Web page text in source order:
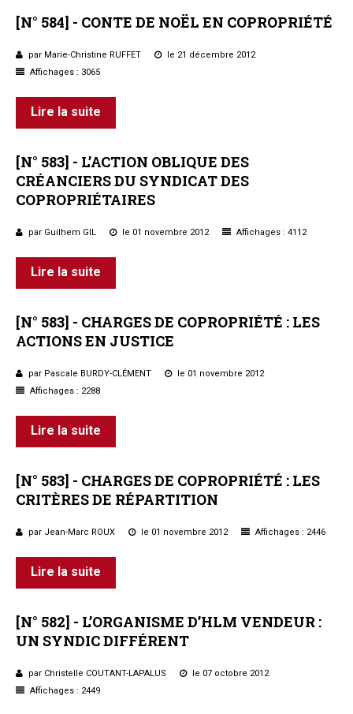
[N° 584] - CONTE DE NOËL EN COPROPRIÉTÉ
par Marie-Christine RUFFET
le 21 décembre 2012
Affichages : 3065
Lire la suite
[N° 583] - L’ACTION OBLIQUE DES
CRÉANCIERSDU SYNDICATDES
COPROPRIÉTAIRES
par Guilhem GIL le 01 novembre 2012 Affichages : 4112
Lire la suite
[N° 583] - CHARGESDE COPROPRIÉTÉ : LES
ACTIONSEN JUSTICE
par Pascale BURDY-CLÉMENT
le 01 novembre 2012
Affichages : 2288
Lire la suite
[N° 583] - CHARGESDE COPROPRIÉTÉ : LES
CRITÈRESDE RÉPARTITION
par Jean-Marc ROUX le 01 novembre 2012 Affichages : 2446
Lire la suite
[N° 582] - L’ORGANISME D’HLM VENDEUR :
UN SYNDICDIFFÉRENT
par Christelle COUTANT-LAPALUS
le 07 octobre 2012
Affichages : 2449